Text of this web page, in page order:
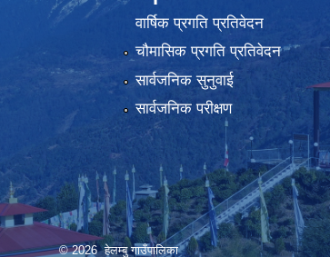
वार्षिक प्रगति प्रतिवेदन
चौमासिक प्रगति प्रतिवेदन
सार्वजनिक सुनुवाई
सार्वजनिक परीक्षण
© 2026 हेलम्बु गाउँपालिका